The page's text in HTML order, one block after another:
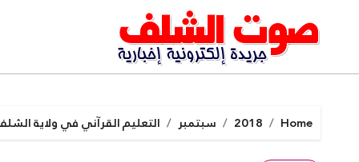
content
Home
2018 سبتمبر التعليم القرآني في ولاية